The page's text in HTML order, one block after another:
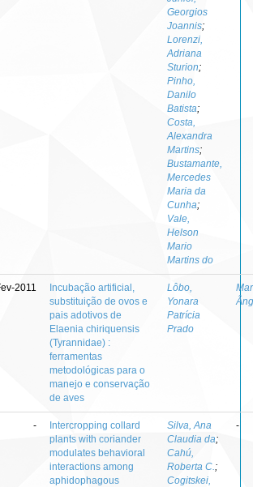
Georgios
Joannis;
Lorenzi,
Adriana
Sturion;
Pinho,
Danilo
Batista;
Costa,
Alexandra
Martins;
Bustamante,
Mercedes
Maria da
Cunha;
Vale,
Helson
Mario
Martins do
2011
Incubação artificial,
substituição de ovos e
pais adotivos de
Elaenia chiriquensis
(Tyrannidae) :
ferramentas
metodológicas para o
manejo e conservação
de aves
Lôbo,
Yonara
Patrícia
Prado
-
Intercropping collard
plants with coriander
modulates behavioral
interactions among
aphidophagous
Silva, Ana
Claudia da;
Cahú,
Roberta C. ;
Cogitskei,
-